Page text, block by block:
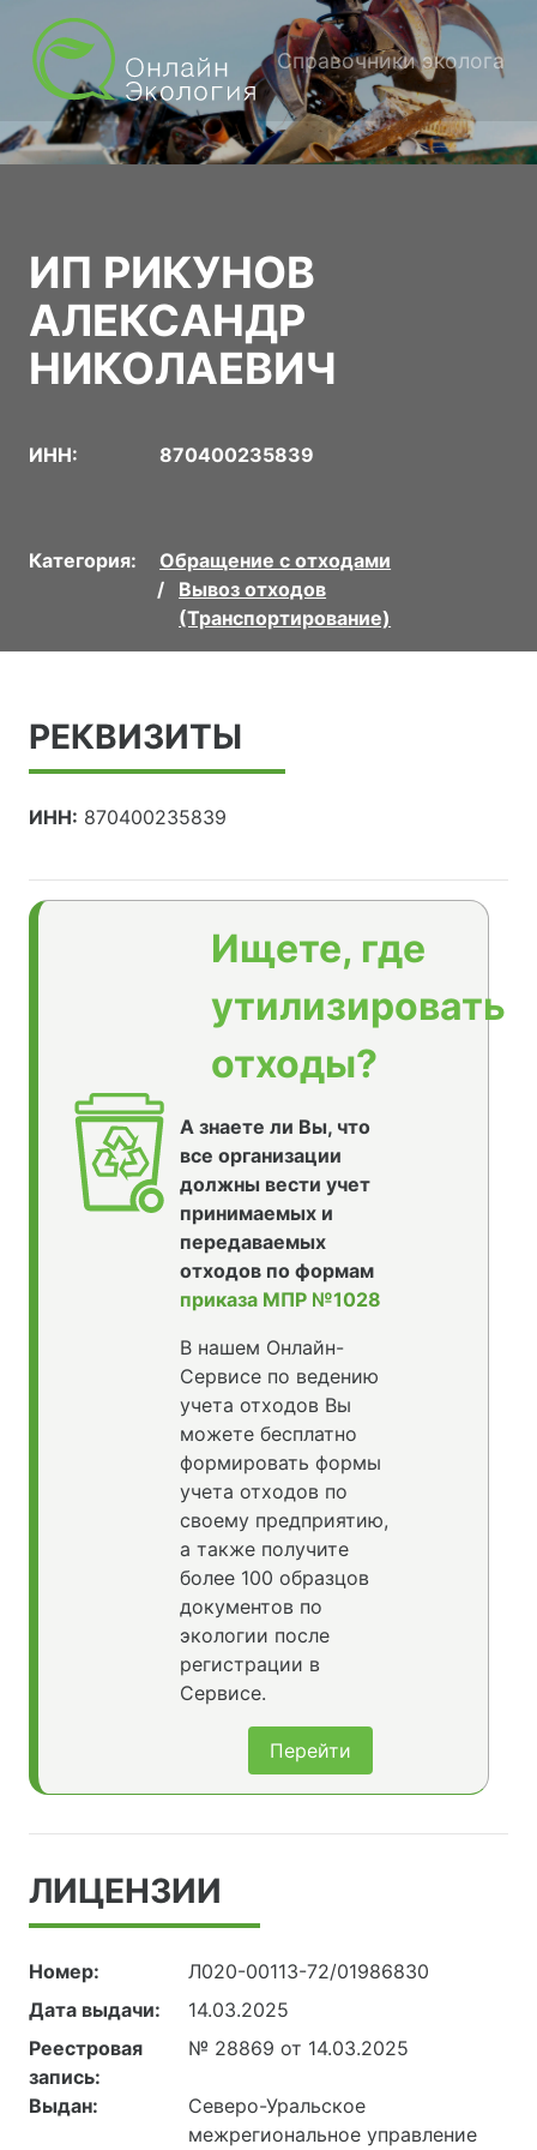
Справочники эколога
ИП РИКУНОВ
АЛЕКСАНДР
НИКОЛАЕВИЧ
ИНН: 870400235839
Категория:
Обращение с отходами
Вывоз отходов
(Транспортирование)
РЕКВИЗИТЫ
ИНН: 870400235839
Ищете, где
утилизировать
отходы?
А знаете ли Вы, что
все организации
должны вести учет
принимаемых и
передаваемых
отходов по формам
приказа МПР №1028
В нашем Онлайн-
Сервисе по ведению
учета отходов Вы
можете бесплатно
формировать формы
учета отходов по
своему предприятию,
а также получите
более 100 образцов
документов по
экологии после
регистрации в
Сервисе.
Перейти
ЛИЦЕНЗИИ
Номер:
Л020-00113-72/01986830
Дата выдачи:
14.03.2025
Реестровая
запись:
№ 28869 от 14.03.2025
Выдан:
Северо-Уральское
межрегиональное управление